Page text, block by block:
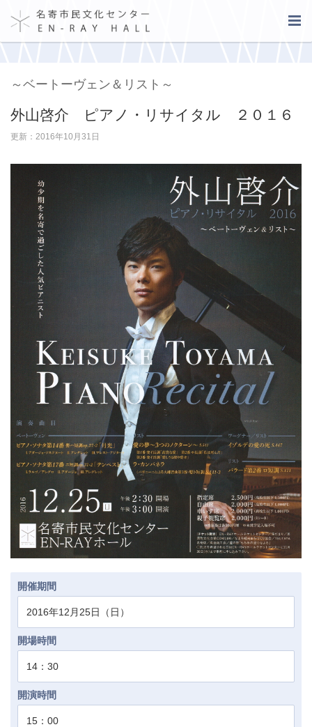
～ベートーヴェン＆リスト～
外山啓介 ピアノ・リサイタル ２０１６
更新：2016年10月31日
開催期間
2016年12月25日（日）
開場時間
14：30
開演時間
15：00